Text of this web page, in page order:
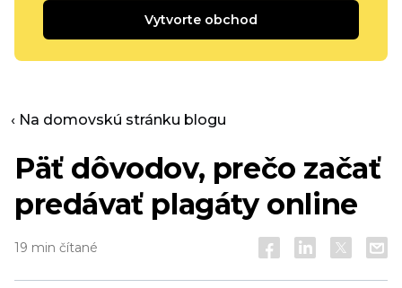
Vytvorte obchod
‹ Na domovskú stránku blogu
Päť dôvodov, prečo začať
predávať plagáty online
19 min čítané